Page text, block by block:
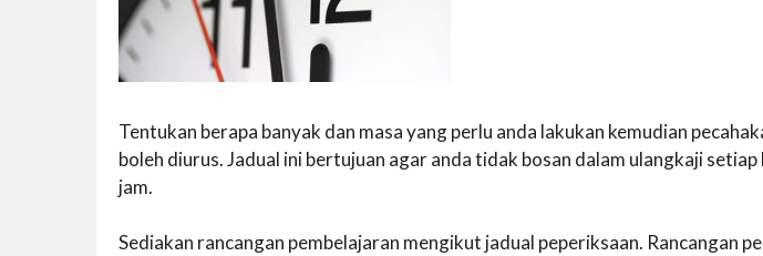
Tentukan berapa banyak dan masa yang perlu anda lakukan kemudian
boleh diurus. Jadual ini bertujuan agar anda tidak bosan dalam ulangkaji
jam.
Sediakan rancangan pembelajaran mengikut jadual peperiksaan. Rancangan